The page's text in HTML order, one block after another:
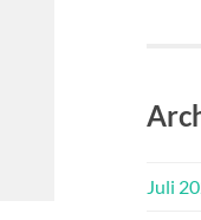
Juli